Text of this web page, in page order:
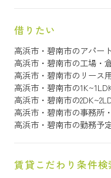
借りたい
高浜市・碧南市のアパー
高浜市・碧南市の工場・
高浜市・碧南市のリース
高浜市・碧南市の
高浜市・碧南市の
高浜市・碧南市の事務所
高浜市・碧南市の勤務予
賃貸こだわり条件検